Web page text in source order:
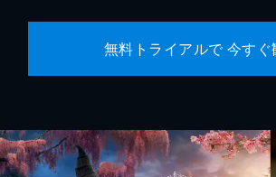
無料トライアルで 今すぐ